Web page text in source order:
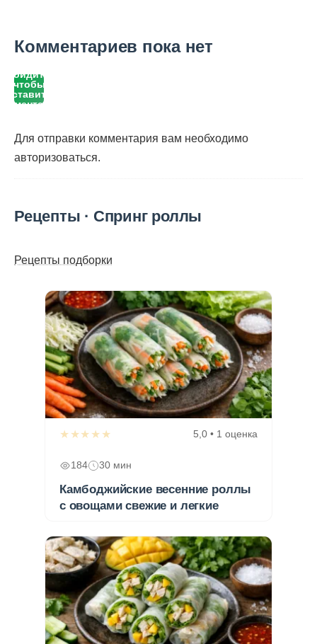
Комментариев пока нет
Войдите,
чтобы
оставить
Для отправки комментария вам необходимо
авторизоваться.
Рецепты · Спринг роллы
Рецепты подборки
★★★★★ 5,0 • 1 оценка
184 30 мин
Камбоджийские весенние роллы
с овощами свежие и легкие